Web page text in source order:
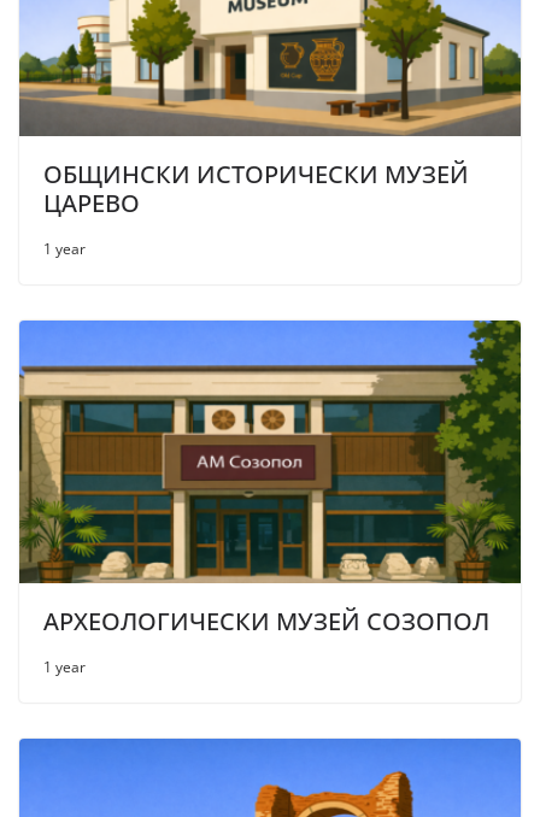
ОБЩИНСКИ ИСТОРИЧЕСКИ МУЗЕЙ
ЦАРЕВО
1 year
АРХЕОЛОГИЧЕСКИ МУЗЕЙ СОЗОПОЛ
1 year